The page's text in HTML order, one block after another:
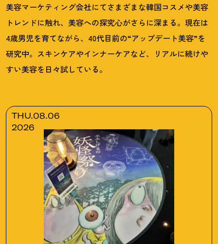
美容マーケティング会社にてさまざまな韓国コスメや美容
トレンドに触れ、美容への探究心がさらに深まる。現在は
4歳男児を育てながら、40代目前の“アップデート美容”を
研究中。スキンケアやインナーケアなど、リアルに続けや
すい美容を日々試している。
THU.08.06
2026